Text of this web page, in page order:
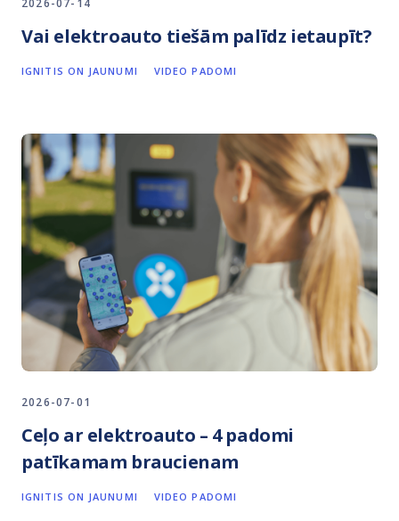
2026-07-14
Vai elektroauto tiešām palīdz ietaupīt?
IGNITIS ON JAUNUMI VIDEO PADOMI
2026-07-01
Ceļo ar elektroauto – 4 padomi
patīkamam braucienam
IGNITIS ON JAUNUMI VIDEO PADOMI